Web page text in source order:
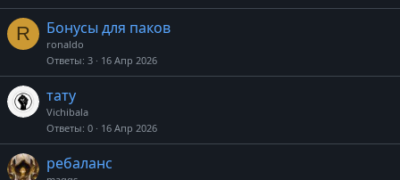
R Бонусы для паков
ronaldo
Ответы 3 16 Апр 2026
тату
Vichibala
Ответы 0 16 Апр 2026
ребаланс